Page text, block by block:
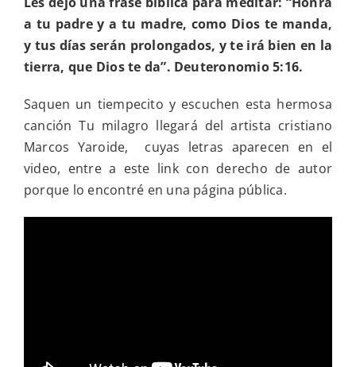
a tu padre y a tu madre, como Dios te manda,
y tus días serán prolongados, y te irá bien en la
tierra, que Dios te da”. Deuteronomio 5:16.
Saquen un tiempecito y escuchen esta hermosa
canción Tu milagro llegará del artista cristiano
Marcos Yaroide, cuyas letras aparecen en el
video, entre a este link con derecho de autor
porque lo encontré en una página pública.